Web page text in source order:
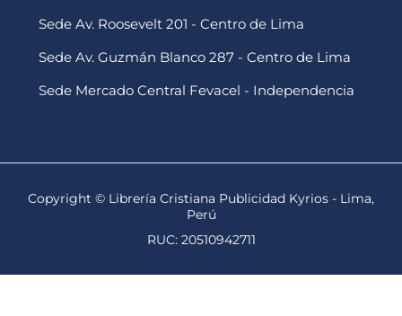
Sede Av. Roosevelt 201 - Centro de Lima
Sede Av. Guzmán Blanco 287 - Centro de Lima
Sede Mercado Central Fevacel - Independencia
Copyright © Librería Cristiana Publicidad Kyrios - Lima,
Perú
RUC: 20510942711